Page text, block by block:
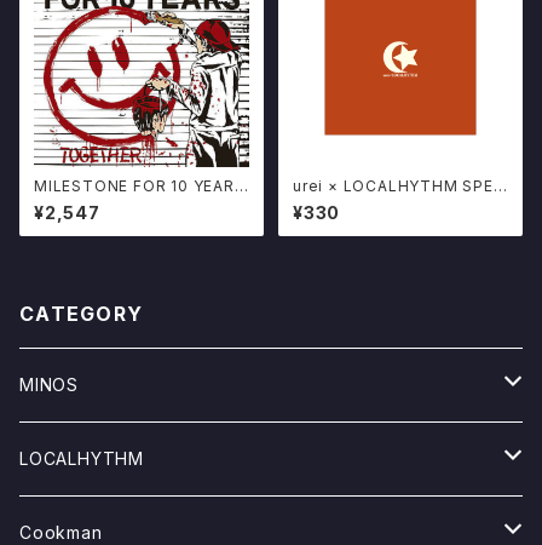
MILESTONE FOR 10 YEARS
/ TOGETHER
¥2,547
urei × LOCALHYTHM SPEC
IAL SINGLE CD "PEACE" い
わき3ピースロックバンド POSE
R限定販売
¥330
CATEGORY
MINOS
TOPS
TEEシャツ
GOODS
LOCALHYTHM
Tシャツ
Cookman